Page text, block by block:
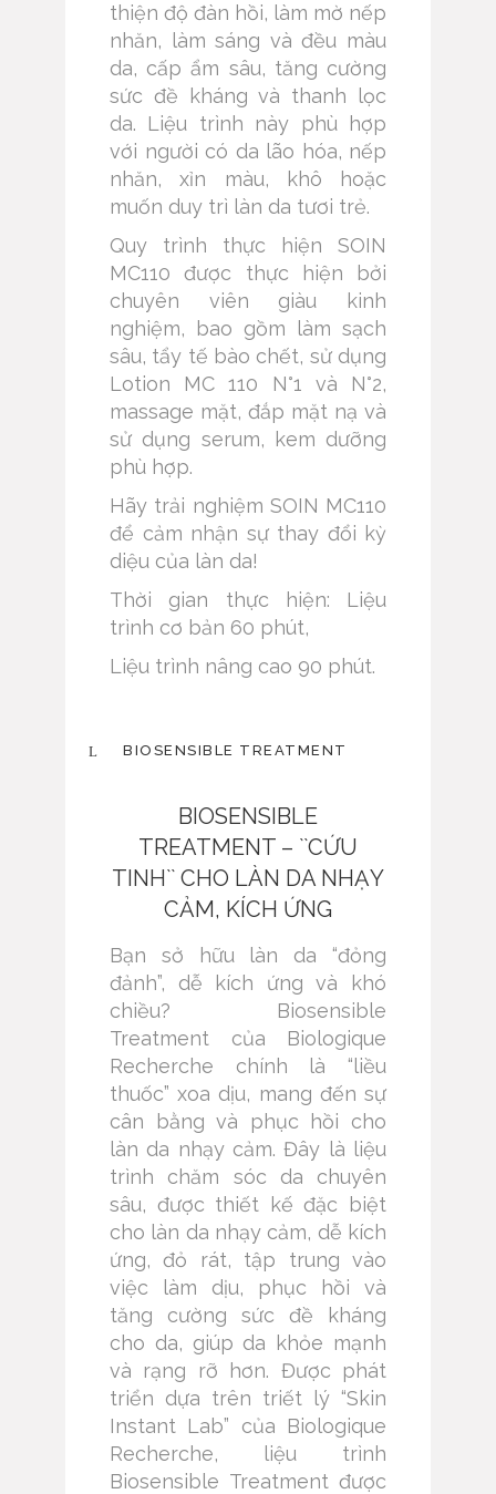
thiện độ đàn hồi, làm mờ nếp
nhăn, làm sáng và đều màu
da, cấp ẩm sâu, tăng cường
sức đề kháng và thanh lọc
da. Liệu trình này phù hợp
với người có da lão hóa, nếp
nhăn, xỉn màu, khô hoặc
muốn duy trì làn da tươi trẻ.
Quy trình thực hiện SOIN
MC110 được thực hiện bởi
chuyên viên giàu kinh
nghiệm, bao gồm làm sạch
sâu, tẩy tế bào chết, sử dụng
Lotion MC 110 N°1 và N°2,
massage mặt, đắp mặt nạ và
sử dụng serum, kem dưỡng
phù hợp.
Hãy trải nghiệm SOIN MC110
để cảm nhận sự thay đổi kỳ
diệu của làn da!
Thời gian thực hiện: Liệu
trình cơ bản 60 phút,
Liệu trình nâng cao 90 phút.
BIOSENSIBLE TREATMENT
BIOSENSIBLE
TREATMENT – ``CỨU
TINH`` CHO LÀN DA NHẠY
CẢM, KÍCH ỨNG
Bạn sở hữu làn da “đỏng
đảnh”, dễ kích ứng và khó
chiều? Biosensible
Treatment của Biologique
Recherche chính là “liều
thuốc” xoa dịu, mang đến sự
cân bằng và phục hồi cho
làn da nhạy cảm. Đây là liệu
trình chăm sóc da chuyên
sâu, được thiết kế đặc biệt
cho làn da nhạy cảm, dễ kích
ứng, đỏ rát, tập trung vào
việc làm dịu, phục hồi và
tăng cường sức đề kháng
cho da, giúp da khỏe mạnh
và rạng rỡ hơn. Được phát
triển dựa trên triết lý “Skin
Instant Lab” của Biologique
Recherche, liệu trình
Biosensible Treatment được